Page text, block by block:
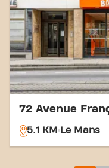
de transport
remise en forme n'a
au Basic-Fit
Allonneset faites
fitness.
72 Avenue
5.1 KM Le Mans